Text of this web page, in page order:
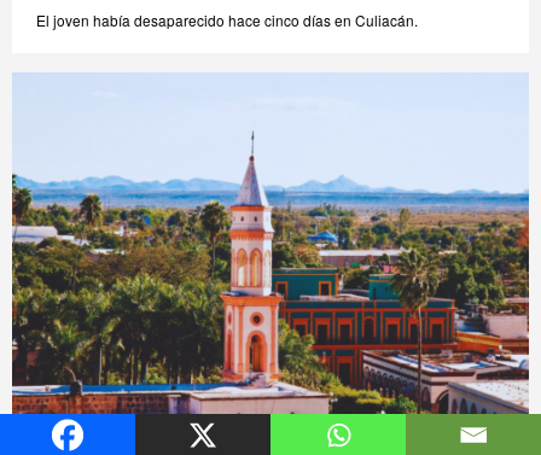
El joven había desaparecido hace cinco días en Culiacán.